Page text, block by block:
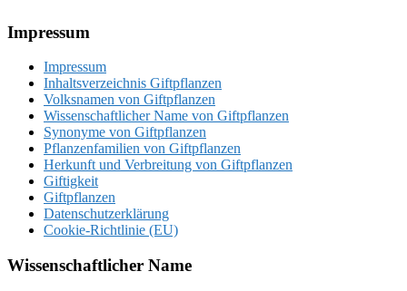
Footer
Impressum
Impressum
Inhaltsverzeichnis Giftpflanzen
Volksnamen von Giftpflanzen
Wissenschaftlicher Name von Giftpflanzen
Synonyme von Giftpflanzen
Pflanzenfamilien von Giftpflanzen
Herkunft und Verbreitung von Giftpflanzen
Giftigkeit
Giftpflanzen
Datenschutzerklärung
Cookie-Richtlinie (EU)
Wissenschaftlicher Name